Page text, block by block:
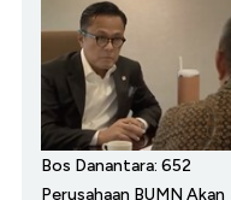
Bos Danantara: 652
Perusahaan BUMN Akan